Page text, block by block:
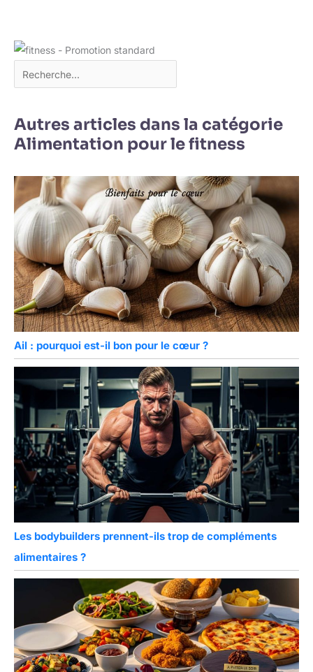
Autres articles dans la catégorie
Alimentation pour le fitness
Ail : pourquoi est-il bon pour le cœur ?
Les bodybuilders prennent-ils trop de compléments
alimentaires ?